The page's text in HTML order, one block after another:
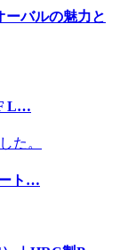
ーバルの魅力と
L…
ート…